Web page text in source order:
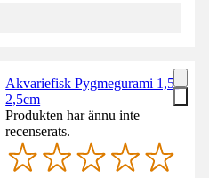
Akvariefisk Pygmegurami 1,5-
2,5cm
Produkten har ännu inte
recenserats.